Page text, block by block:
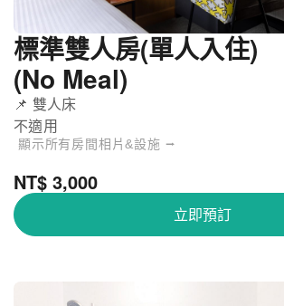
標準雙人房(單人入住)
(No Meal)
📌 雙人床
不適用
顯示所有房間相片&設施 ⭢
NT$ 3,000
立即預訂